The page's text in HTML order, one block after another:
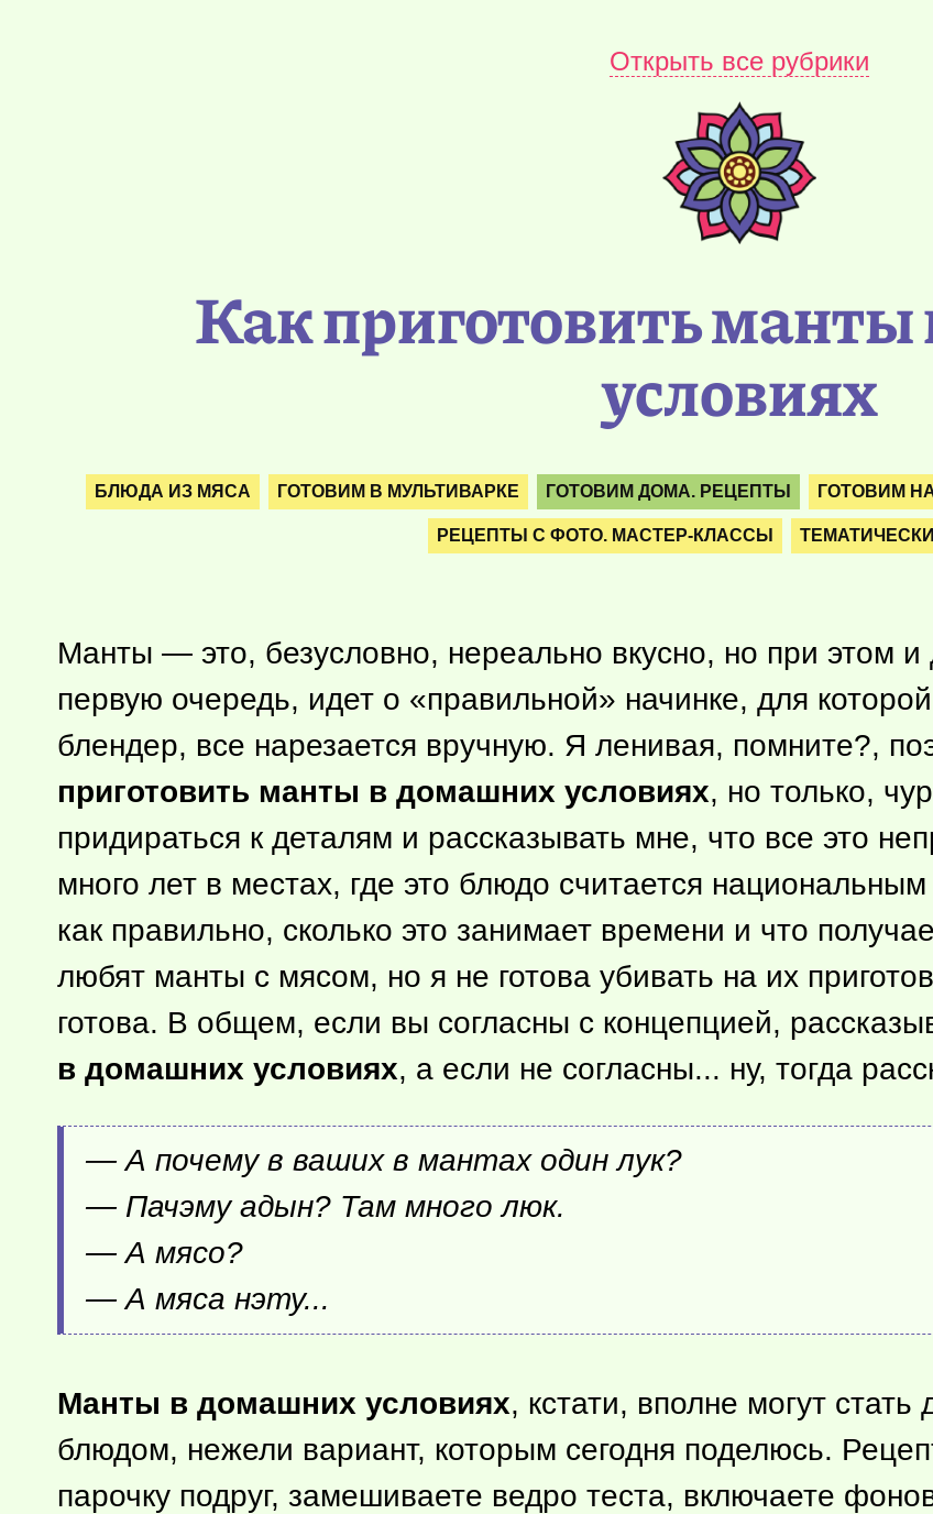
Открыть все рубрики
Как приготовить
условиях
БЛЮДА ИЗ МЯСА ГОТОВИМ В МУЛЬТИВАРКЕ ГОТОВИМ ДОМА. РЕЦЕПТЫ ГОТОВИМ
РЕЦЕПТЫ С ФОТО. МАСТЕР-КЛАССЫ
Манты — это, безусловно, нереально вкусно, но при этом и
первую очередь, идет о «правильной» начинке, для
блендер, все нарезается вручную. Я ленивая, помните?,
приготовить манты в домашних условиях, но только,
придираться к деталям и рассказывать мне, что все это
много лет в местах, где это блюдо считается
как правильно, сколько это занимает времени и что
любят манты с мясом, но я не готова убивать на их
готова. В общем, если вы согласны с концепцией,
в домашних условиях, а если не согласны... ну, тогда
— А почему в ваших в мантах один лук?
— Пачэму адын? Там много люк.
— А мясо?
— А мяса нэту...
Манты в домашних условиях, кстати, вполне могут
блюдом, нежели вариант, которым сегодня поделюсь.
парочку подруг, замешиваете ведро теста, включаете